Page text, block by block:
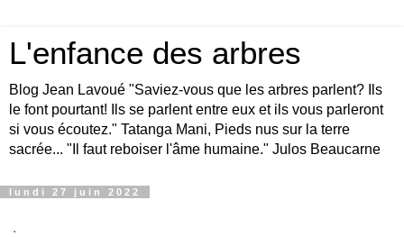
L'enfance des arbres
Blog Jean Lavoué "Saviez-vous que les arbres parlent? Ils
le font pourtant! Ils se parlent entre eux et ils vous parleront
si vous écoutez." Tatanga Mani, Pieds nus sur la terre
sacrée... "Il faut reboiser l'âme humaine." Julos Beaucarne
lundi 27 juin 2022
.